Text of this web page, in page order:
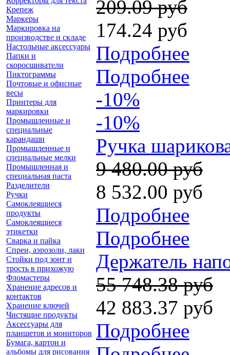
Крепеж
Маркеры
Маркировка на
производстве и складе
Настольные аксессуары
Папки и
скоросшиватели
Пиктограммы
Почтовые и офисные
весы
Принтеры для
маркировки
Промышленные и
специальные
карандаши
Промышленные и
специальные мелки
Промышленная и
специальная паста
Разделители
Ручки
Самоклеящиеся
продукты
Самоклеящиеся
этикетки
Сварка и пайка
Спреи, аэрозоли, лаки
Стойки под зонт и
трость в прихожую
Фломастеры
Хранение адресов и
контактов
Хранение ключей
Чистящие продукты
Аксессуары для
планшетов и мониторов
Бумага, картон и
альбомы для рисования
209.09 руб
174.24 руб
Подробнее
Подробнее
-10%
-10%
Ручка
9 480.00 руб
8 532.00 руб
Подробнее
Подробнее
Держатель
55 748.38 руб
42 883.37 руб
Подробнее